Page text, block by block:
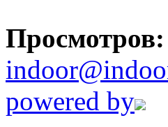
Просмотров:
powered by